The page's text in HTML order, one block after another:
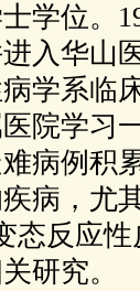
学位。
入华山
学系临
院学习
病例积
病，尤
态反应
研究。